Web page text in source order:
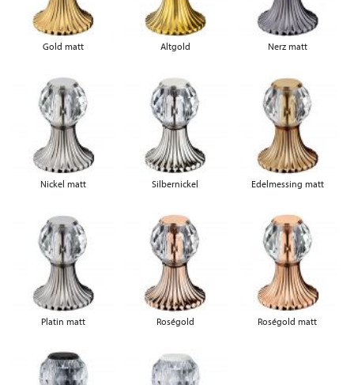
Gold matt Altgold Nerz matt
Nickel matt Silbernickel Edelmessing matt
Platin matt Roségold Roségold matt